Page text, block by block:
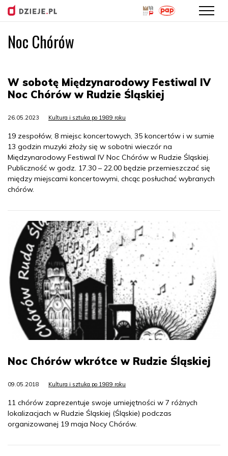
Noc Chórów
W sobotę Międzynarodowy Festiwal IV
Noc Chórów w Rudzie Śląskiej
26.05.2023 Kultura i sztuka po 1989 roku
19 zespołów, 8 miejsc koncertowych, 35 koncertów i w sumie
13 godzin muzyki złoży się w sobotni wieczór na
Międzynarodowy Festiwal IV Noc Chórów w Rudzie Śląskiej.
Publiczność w godz. 17.30 – 22.00 będzie przemieszczać się
między miejscami koncertowymi, chcąc posłuchać wybranych
chórów.
Noc Chórów wkrótce w Rudzie Śląskiej
09.05.2018 Kultura i sztuka po 1989 roku
11 chórów zaprezentuje swoje umiejętności w 7 różnych
lokalizacjach w Rudzie Śląskiej (Śląskie) podczas
organizowanej 19 maja Nocy Chórów.